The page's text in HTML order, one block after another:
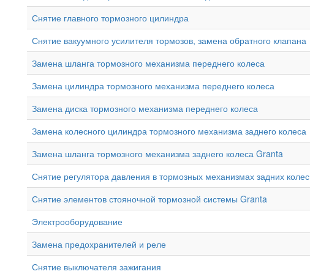
Снятие главного тормозного цилиндра
Снятие вакуумного усилителя тормозов, замена обратного клапана
Замена шланга тормозного механизма переднего колеса
Замена цилиндра тормозного механизма переднего колеса
Замена диска тормозного механизма переднего колеса
Замена колесного цилиндра тормозного механизма заднего колеса
Замена шланга тормозного механизма заднего колеса Granta
Снятие регулятора давления в тормозных механизмах задних колес
Снятие элементов стояночной тормозной системы Granta
Электрооборудование
Замена предохранителей и реле
Снятие выключателя зажигания